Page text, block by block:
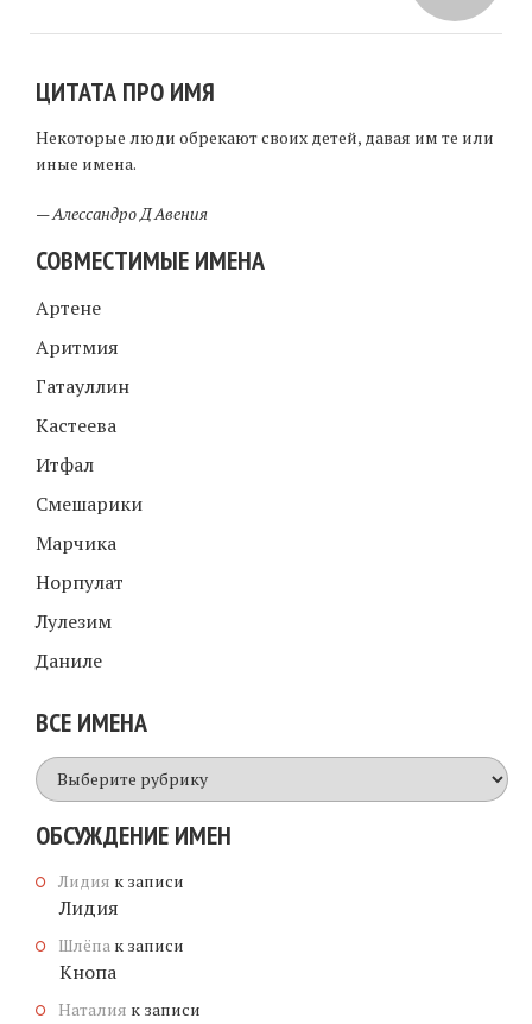
ЦИТАТА ПРО ИМЯ
Некоторые люди обрекают своих детей, давая им те или
иные имена.
—Алессандро Д Авения
СОВМЕСТИМЫЕ ИМЕНА
Артене
Аритмия
Гатауллин
Кастеева
Итфал
Смешарики
Марчика
Норпулат
Лулезим
Даниле
ВСЕ ИМЕНА
Все
имена
ОБСУЖДЕНИЕ ИМЕН
Лидия к записи
Лидия
Шлёпа к записи
Кнопа
Наталия к записи